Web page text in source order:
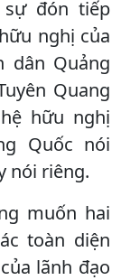
đón tiếp
nghị của
dân Quảng
Quang
hữu nghị
Quốc nói
nói riêng.
muốn hai
toàn diện
lãnh đạo